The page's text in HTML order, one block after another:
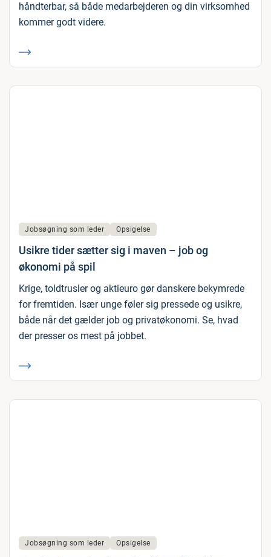
håndterbar, så både medarbejderen og din virksomhed
kommer godt videre.
Jobsøgning som leder Opsigelse
Usikre tider sætter sig i maven – job og
økonomi på spil
Krige, toldtrusler og aktieuro gør danskere bekymrede
for fremtiden. Især unge føler sig pressede og usikre,
både når det gælder job og privatøkonomi. Se, hvad
der presser os mest på jobbet.
Jobsøgning som leder Opsigelse